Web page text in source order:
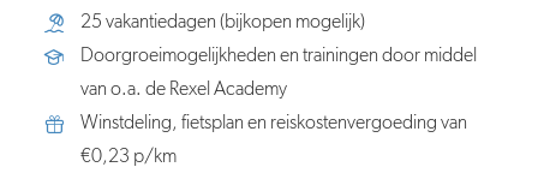
25 vakantiedagen (bijkopen mogelijk)
Doorgroeimogelijkheden en trainingen door middel
van o.a. de Rexel Academy
Winstdeling, fietsplan en reiskostenvergoeding van
€0,23 p/km